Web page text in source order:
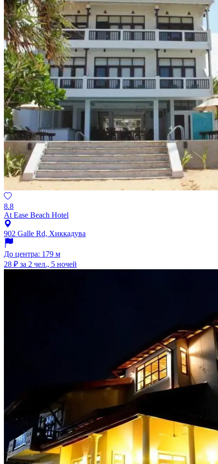
8.8
At Ease Beach Hotel
902 Galle Rd, Хиккадува
До центра: 179 м
28 ₽ за 2 чел., 5 ночей